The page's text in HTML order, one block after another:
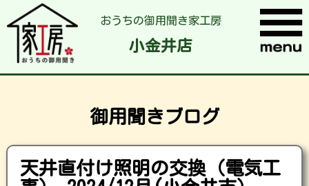
おうちの御用聞き家工房
小金井店
御用聞きブログ
天井直付け照明の交換（電気工